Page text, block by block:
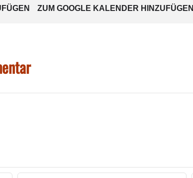
ZUM GOOGLE KALENDER HINZUFÜGEN